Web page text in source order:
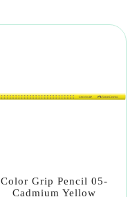
Color Grip Pencil 05-
Cadmium Yellow